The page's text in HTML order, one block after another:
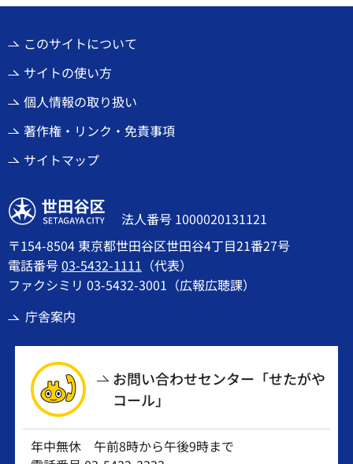
このサイトについて
サイトの使い方
個人情報の取り扱い
著作権・リンク・免責事項
サイトマップ
世田谷区
法人番号 1000020131121
〒154-8504 東京都世田谷区世田谷4丁目21番27号
電話番号03-5432-1111 （代表）
ファクシミリ 03-5432-3001（広報広聴課）
庁舎案内
お問い合わせセンター「せたがや
コール」
年中無休 午前8時から午後9時まで